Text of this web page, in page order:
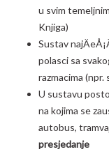
u svim
Knjiga)
Sustav
polasci sa
razmacima
U sustavu
na kojima se
autobus,
presjedanje